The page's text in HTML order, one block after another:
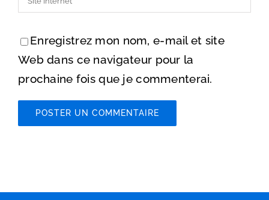
Enregistrez mon nom, e-mail et site
Web dans ce navigateur pour la
prochaine fois que je commenterai.